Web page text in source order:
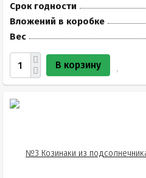
Срок годности
Вложений в коробке
Вес
В корзину